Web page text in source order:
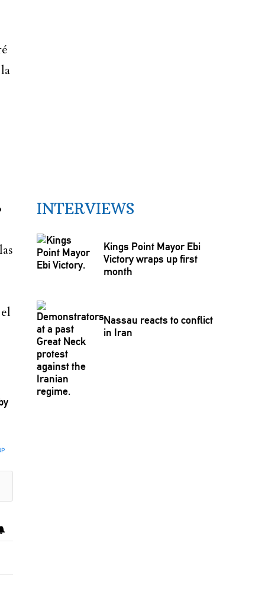
INTERVIEWS
Kings Point Mayor Ebi
Victory wraps up first
month
Nassau reacts to conflict
in Iran